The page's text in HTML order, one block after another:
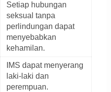
Setiap hubungan
seksual tanpa
perlindungan dapat
menyebabkan
kehamilan.
IMS dapat menyerang
laki-laki dan
perempuan.